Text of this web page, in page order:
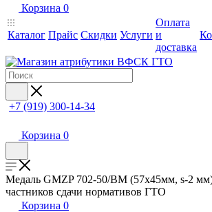
Корзина 0
Каталог Прайс Скидки Услуги
Оплата
и
доставка
+7 (919) 300-14-34
Корзина 0
Медаль GMZP 702-50/ВM (57х45мм, s-2
частников сдачи нормативов ГТО
Корзина 0